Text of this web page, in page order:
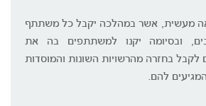
מעשית, אשר במהלכה יקבל כל משתתף
ובסיומה יקנו למשתתפים בה את
בחזרה מהרשויות השונות והמוסדות
להם.